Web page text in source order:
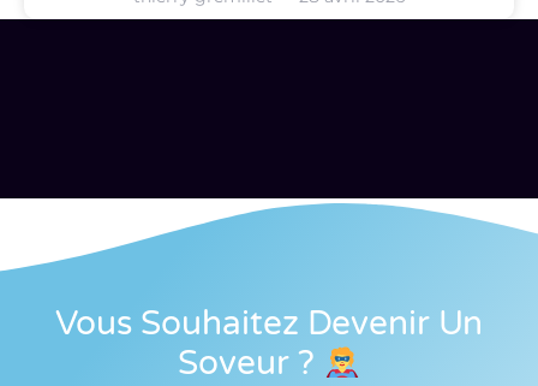
Vous Souhaitez Devenir Un
Soveur ?